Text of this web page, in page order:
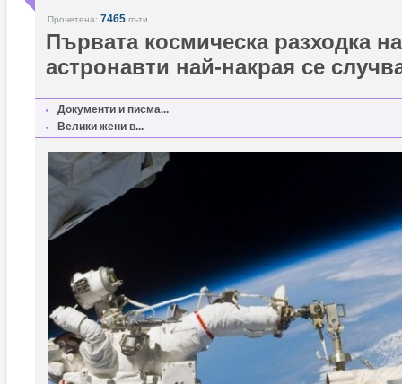
Прочетена: 7465 пъти
Първата космическа разходка
астронавти най-накрая се
Документи и писма...
Велики жени в...